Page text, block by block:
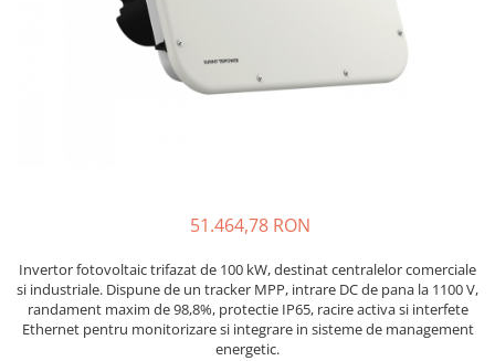
Structura
Structura acoperis tigla
Structura acoperis tabla
51.464,78 RON
Invertor fotovoltaic trifazat de 100 kW, destinat centralelor comerciale
si industriale. Dispune de un tracker MPP, intrare DC de pana la 1100 V,
randament maxim de 98,8%, protectie IP65, racire activa si interfete
Ethernet pentru monitorizare si integrare in sisteme de management
energetic.